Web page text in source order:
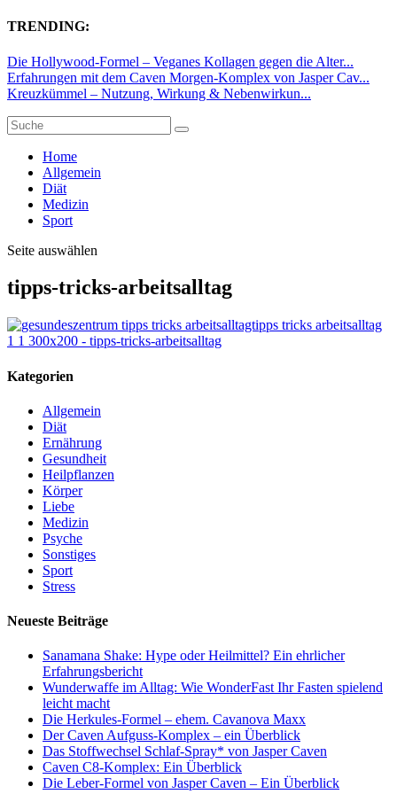
TRENDING:
Die Hollywood-Formel – Veganes Kollagen gegen die Alter...
Erfahrungen mit dem Caven Morgen-Komplex von Jasper Cav...
Kreuzkümmel – Nutzung, Wirkung & Nebenwirkun...
Home
Allgemein
Diät
Medizin
Sport
Seite auswählen
tipps-tricks-arbeitsalltag
Kategorien
Allgemein
Diät
Ernährung
Gesundheit
Heilpflanzen
Körper
Liebe
Medizin
Psyche
Sonstiges
Sport
Stress
Neueste Beiträge
Sanamana Shake: Hype oder Heilmittel? Ein ehrlicher
Erfahrungsbericht
Wunderwaffe im Alltag: Wie WonderFast Ihr Fasten spielend
leicht macht
Die Herkules-Formel – ehem. Cavanova Maxx
Der Caven Aufguss-Komplex – ein Überblick
Das Stoffwechsel Schlaf-Spray* von Jasper Caven
Caven C8-Komplex: Ein Überblick
Die Leber-Formel von Jasper Caven – Ein Überblick